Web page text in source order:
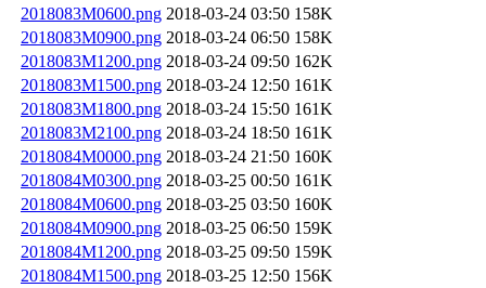
2018083M0600.png 2018-03-24 03:50 158K
2018083M0900.png 2018-03-24 06:50 158K
2018083M1200.png 2018-03-24 09:50 162K
2018083M1500.png 2018-03-24 12:50 161K
2018083M1800.png 2018-03-24 15:50 161K
2018083M2100.png 2018-03-24 18:50 161K
2018084M0000.png 2018-03-24 21:50 160K
2018084M0300.png 2018-03-25 00:50 161K
2018084M0600.png 2018-03-25 03:50 160K
2018084M0900.png 2018-03-25 06:50 159K
2018084M1200.png 2018-03-25 09:50 159K
2018084M1500.png 2018-03-25 12:50 156K